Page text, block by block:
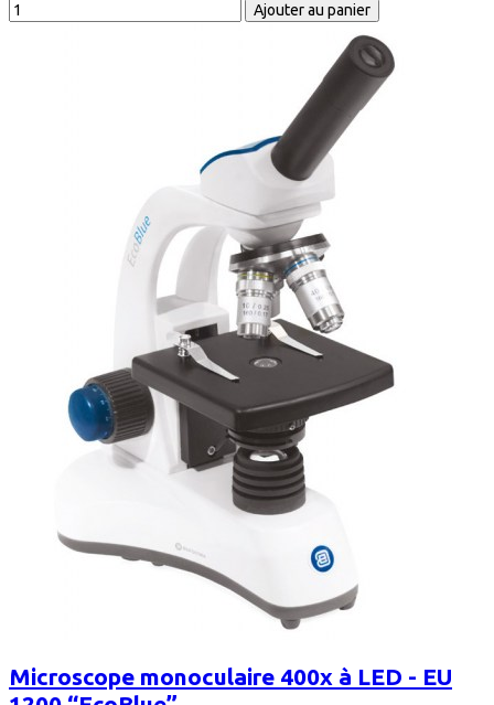
Microscope monoculaire 400x à LED - EU